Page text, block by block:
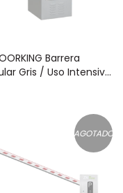
Barrera
Gris / Uso Intensivo
hasta 14 ft / 4.26 m
/ Garantia 5
180
AGOTADO